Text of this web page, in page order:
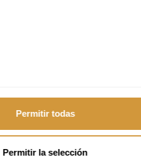
Permitir todas
Permitir la selección